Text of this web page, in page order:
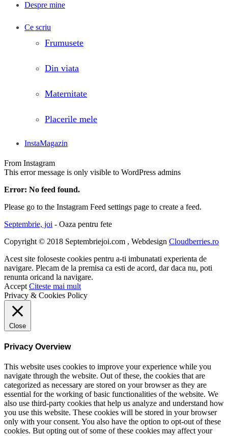
Despre mine
Ce scriu
Frumusete
Din viata
Maternitate
Placerile mele
InstaMagazin
From Instagram
This error message is only visible to WordPress admins
Error: No feed found.
Please go to the Instagram Feed settings page to create a feed.
Septembrie, joi - Oaza pentru fete
Copyright © 2018 Septembriejoi.com , Webdesign Cloudberries.ro
Acest site foloseste cookies pentru a-ti imbunatati experienta de
navigare. Plecam de la premisa ca esti de acord, dar daca nu, poti
renunta oricand la navigare.
Accept Citeste mai mult
Privacy & Cookies Policy
Close
Privacy Overview
This website uses cookies to improve your experience while you
navigate through the website. Out of these, the cookies that are
categorized as necessary are stored on your browser as they are
essential for the working of basic functionalities of the website. We
also use third-party cookies that help us analyze and understand how
you use this website. These cookies will be stored in your browser
only with your consent. You also have the option to opt-out of these
cookies. But opting out of some of these cookies may affect your